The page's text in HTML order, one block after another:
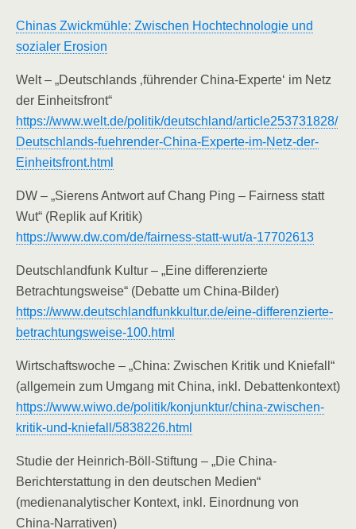
Chinas Zwickmühle: Zwischen Hochtechnologie und
sozialer Erosion
Welt – „Deutschlands ‚führender China-Experte‘ im Netz
der Einheitsfront“
https://www.welt.de/politik/deutschland/article253731828/
Deutschlands-fuehrender-China-Experte-im-Netz-der-
Einheitsfront.html​
DW – „Sierens Antwort auf Chang Ping – Fairness statt
Wut“ (Replik auf Kritik)
https://www.dw.com/de/fairness-statt-wut/a-17702613​
Deutschlandfunk Kultur – „Eine differenzierte
Betrachtungsweise“ (Debatte um China-Bilder)
https://www.deutschlandfunkkultur.de/eine-differenzierte-
betrachtungsweise-100.html​
Wirtschaftswoche – „China: Zwischen Kritik und Kniefall“
(allgemein zum Umgang mit China, inkl. Debattenkontext)
https://www.wiwo.de/politik/konjunktur/china-zwischen-
kritik-und-kniefall/5838226.html​
Studie der Heinrich‑Böll‑Stiftung – „Die China-
Berichterstattung in den deutschen Medien“
(medienanalytischer Kontext, inkl. Einordnung von
China‑Narrativen)